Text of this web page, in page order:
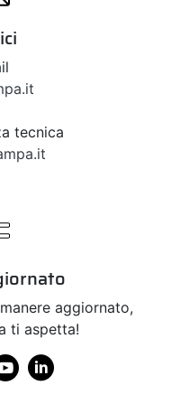
tecnica
aggiornato,
ti aspetta!